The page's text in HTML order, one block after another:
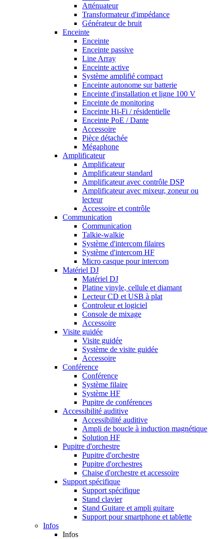
Atténuateur
Transformateur d'impédance
Générateur de bruit
Enceinte
Enceinte
Enceinte passive
Line Array
Enceinte active
Système amplifié compact
Enceinte autonome sur batterie
Enceinte d'installation et ligne 100 V
Enceinte de monitoring
Enceinte Hi-Fi / résidentielle
Enceinte PoE / Dante
Accessoire
Pièce détachée
Mégaphone
Amplificateur
Amplificateur
Amplificateur standard
Amplificateur avec contrôle DSP
Amplificateur avec mixeur, zoneur ou
lecteur
Accessoire et contrôle
Communication
Communication
Talkie-walkie
Système d'intercom filaires
Système d'intercom HF
Micro casque pour intercom
Matériel DJ
Matériel DJ
Platine vinyle, cellule et diamant
Lecteur CD et USB à plat
Controleur et logiciel
Console de mixage
Accessoire
Visite guidée
Visite guidée
Système de visite guidée
Accessoire
Conférence
Conférence
Système filaire
Système HF
Pupitre de conférences
Accessibilité auditive
Accessibilité auditive
Ampli de boucle à induction magnétique
Solution HF
Pupitre d'orchestre
Pupitre d'orchestre
Pupitre d'orchestres
Chaise d'orchestre et accessoire
Support spécifique
Support spécifique
Stand clavier
Stand Guitare et ampli guitare
Support pour smartphone et tablette
Infos
Infos